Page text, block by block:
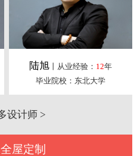
陆旭丨从业经验： 12年
毕业院校：东北大学
设计师 >
屋定制